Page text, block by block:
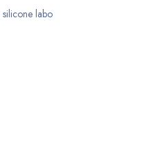
silicone labo